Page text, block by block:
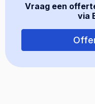
Vraag een
via